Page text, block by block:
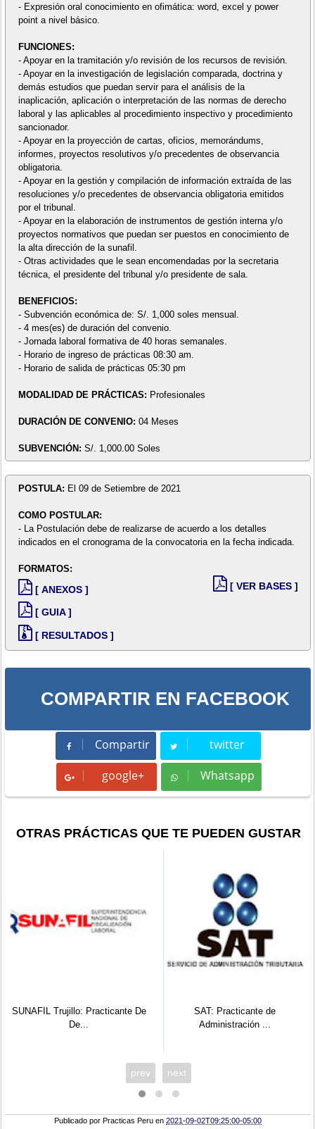
- Expresión oral conocimiento en ofimática: word, excel y power
point a nivel básico.
FUNCIONES:
- Apoyar en la tramitación y/o revisión de los recursos de revisión.
- Apoyar en la investigación de legislación comparada, doctrina y
demás estudios que puedan servir para el análisis de la
inaplicación, aplicación o interpretación de las normas de derecho
laboral y las aplicables al procedimiento inspectivo y procedimiento
sancionador.
- Apoyar en la proyección de cartas, oficios, memorándums,
informes, proyectos resolutivos y/o precedentes de observancia
obligatoria.
- Apoyar en la gestión y compilación de información extraída de las
resoluciones y/o precedentes de observancia obligatoria emitidos
por el tribunal.
- Apoyar en la elaboración de instrumentos de gestión interna y/o
proyectos normativos que puedan ser puestos en conocimiento de
la alta dirección de la sunafil.
- Otras actividades que le sean encomendadas por la secretaria
técnica, el presidente del tribunal y/o presidente de sala.
BENEFICIOS:
- Subvención económica de: S/. 1,000 soles mensual.
- 4 mes(es) de duración del convenio.
- Jornada laboral formativa de 40 horas semanales.
- Horario de ingreso de prácticas 08:30 am.
- Horario de salida de prácticas 05:30 pm
MODALIDAD DE PRÁCTICAS: Profesionales
DURACIÓN DE CONVENIO: 04 Meses
SUBVENCIÓN: S/. 1,000.00 Soles
POSTULA: El 09 de Setiembre de 2021
COMO POSTULAR:
- La Postulación debe de realizarse de acuerdo a los detalles
indicados en el cronograma de la convocatoria en la fecha indicada.
FORMATOS:
[ ANEXOS ]
[ GUIA ]
[ RESULTADOS ]
[ VER BASES ]
COMPARTIR EN FACEBOOK
Compartir
Compartir twitter
Tweet
google+ Whatsapp
Whatsapp
OTRAS PRÁCTICAS QUE TE PUEDEN GUSTAR
Practicante De
SAT: Practicante de
Administración ...
SUNARP
prev next
Publicado porPracticas Peru en2021-09-02T09:25:00-05:00